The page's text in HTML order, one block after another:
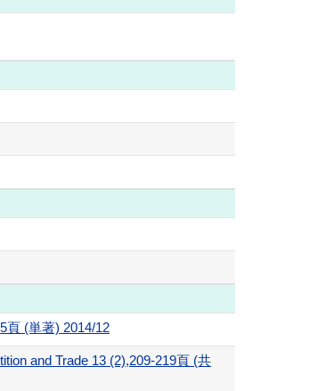
頁 (単著) 2014/12
and Trade 13 (2),209-219頁 (共